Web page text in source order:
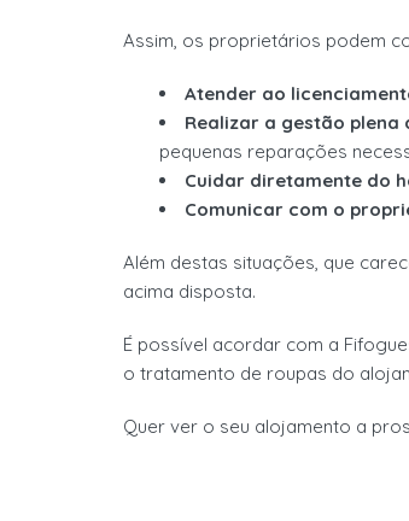
Assim, os proprietários podem
Atender ao
Realizar a gestão plena
pequenas reparações
Cuidar diretamente do
Comunicar com o
Além destas situações, que
acima disposta.
É possível acordar com a
o tratamento de roupas do
Quer ver o seu alojamento a